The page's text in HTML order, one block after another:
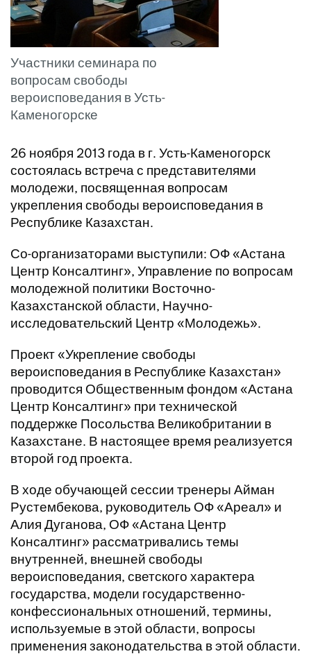
Участники семинара по
вопросам свободы
вероисповедания в Усть-
Каменогорске
26 ноября 2013 года в г. Усть-Каменогорск
состоялась встреча с представителями
молодежи, посвященная вопросам
укрепления свободы вероисповедания в
Республике Казахстан.
Со-организаторами выступили: ОФ «Астана
Центр Консалтинг», Управление по вопросам
молодежной политики Восточно-
Казахстанской области, Научно-
исследовательский Центр «Молодежь».
Проект «Укрепление свободы
вероисповедания в Республике Казахстан»
проводится Общественным фондом «Астана
Центр Консалтинг» при технической
поддержке Посольства Великобритании в
Казахстане. В настоящее время реализуется
второй год проекта.
В ходе обучающей сессии тренеры Айман
Рустембекова, руководитель ОФ «Ареал» и
Алия Дуганова, ОФ «Астана Центр
Консалтинг» рассматривались темы
внутренней, внешней свободы
вероисповедания, светского характера
государства, модели государственно-
конфессиональных отношений, термины,
используемые в этой области, вопросы
применения законодательства в этой области.